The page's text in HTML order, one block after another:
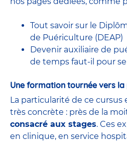
Tout savoir sur le
de Puériculture (DEAP)
Devenir auxiliaire de
de temps faut-il pour
Une formation tournée vers
La particularité de ce
très concrète : près de la
consacré aux stages. Ces
en clinique, en service